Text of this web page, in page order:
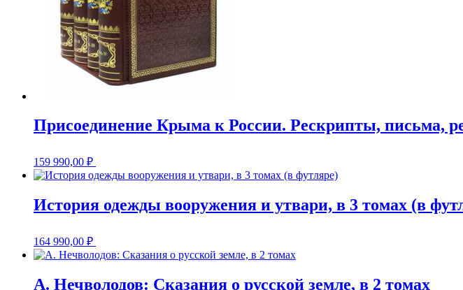
Присоединение Крыма к России. Рескрипты, письма,
159 990,00 ₽
История одежды вооружения и утвари, в 3 томах (в
164 990,00 ₽
А. Нечволодов: Сказания о русской земле, в 2 томах